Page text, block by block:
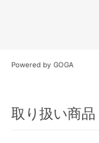
Powered by GOGA
取り扱い商品